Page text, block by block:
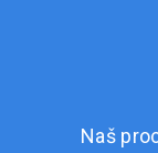
Naš